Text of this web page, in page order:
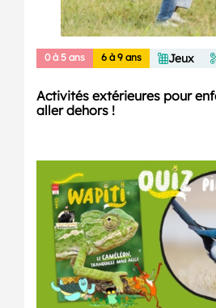
0 à 5 ans 6 à 9 ans Jeux
Activités extérieures pour
aller dehors !